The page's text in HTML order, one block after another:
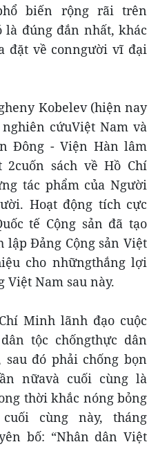
biến rộng rãi trên
là đúng đắn nhất, khác
đặt về conngười vĩ đại
Kobelev (hiện nay
cứuViệt Nam và
Đông - Viện Hàn lâm
2cuốn sách về Hồ Chí
tác phẩm của Người
Hoạt động tích cực
tế Cộng sản đã tạo
Đảng Cộng sản Việt
cho nhữngthắng lợi
Việt Nam sau này.
Minh lãnh đạo cuộc
tộc chốngthực dân
đó phải chống bọn
nữavà cuối cùng là
thời khắc nóng bỏng
cùng này, tháng
bố: “Nhân dân Việt